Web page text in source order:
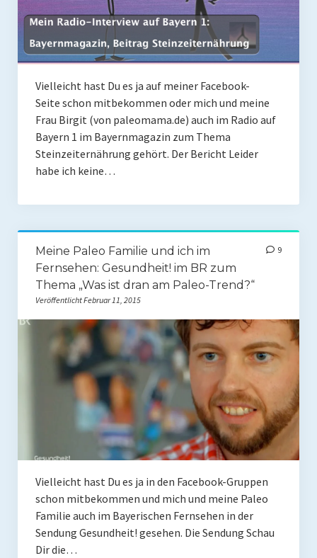
Frühstück
Gemüse
Getränke und Smoothies
Innereien
Kosmetik
Mit Ei
Salate
Snacks
Suppen
Shop
Ebooks To Go
Rezension
Gastautor werden
Vielleicht hast Du es ja auf meiner Facebook-
Seite schon mitbekommen oder mich und meine
Frau Birgit (von paleomama.de) auch im Radio auf
Bayern 1 im Bayernmagazin zum Thema
Steinzeiternährung gehört. Der Bericht Leider
habe ich keine…
Meine Paleo Familie und ich im
Fernsehen: Gesundheit! im BR zum
Thema „Was ist dran am Paleo-Trend?“
Veröffentlicht Februar 11, 2015
9
Vielleicht hast Du es ja in den Facebook-Gruppen
schon mitbekommen und mich und meine Paleo
Familie auch im Bayerischen Fernsehen in der
Sendung Gesundheit! gesehen. Die Sendung Schau
Dir die…